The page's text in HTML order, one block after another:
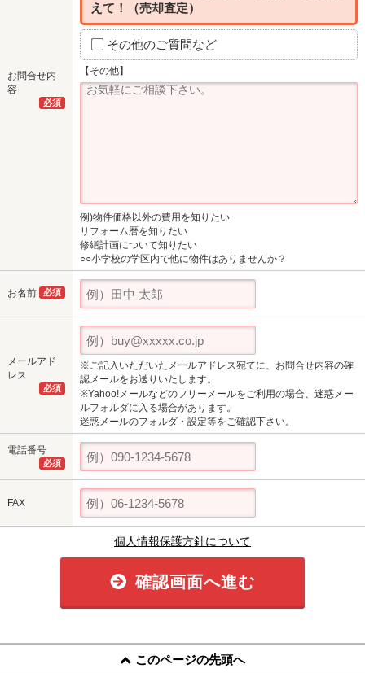
お問合せ内
容
必須
えて！（売却査定）
その他のご質問など
【その他】
例)物件価格以外の費用を知りたい
リフォーム暦を知りたい
修繕計画について知りたい
○○小学校の学区内で他に物件はありませんか？
お名前 必須
メールアド
レス
必須
※ご記入いただいたメールアドレス宛てに、お問合せ内容の確
認メールをお送りいたします。
※Yahoo!メールなどのフリーメールをご利用の場合、迷惑メー
ルフォルダに入る場合があります。
迷惑メールのフォルダ・設定等をご確認下さい。
電話番号
必須
FAX
個人情報保護方針について
確認画面へ進む
このページの先頭へ